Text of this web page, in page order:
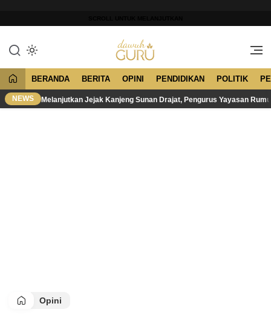
konten
Dawuh Guru
Merawat Tradisi, Membangun
BERANDA BERITA OPINI PENDIDIKAN POLITIK
NEWS Melanjutkan Jejak Kanjeng Sunan Drajat, Pengurus Yayasan
Opini